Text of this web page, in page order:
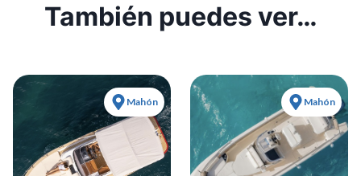
También puedes ver…
Mahón Mahón